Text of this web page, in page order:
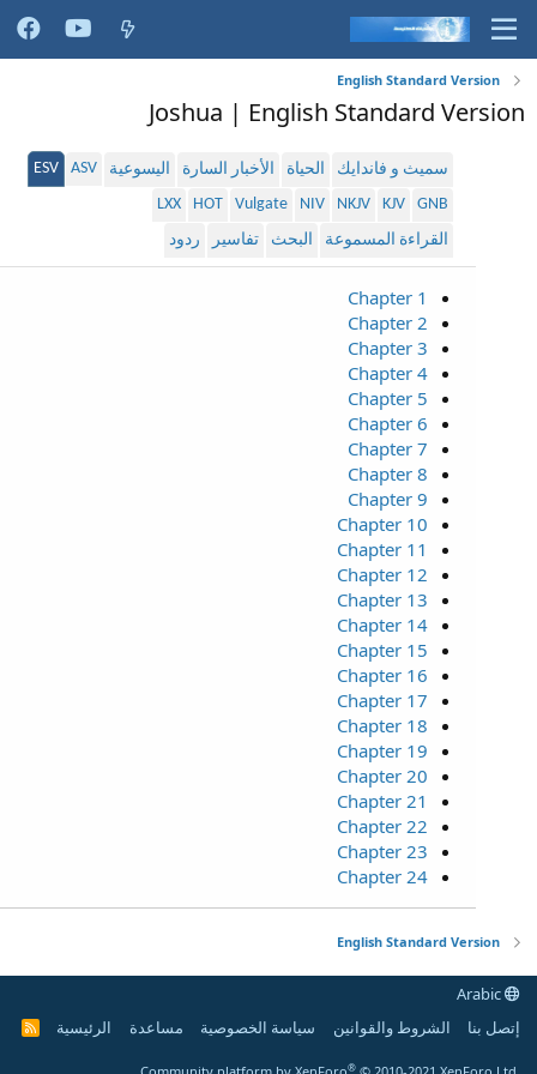
English Standard Version
Joshua | English Standard Version
سميث و فاندايك الحياة الأخبار السارة اليسوعية ASV
ESV
GNB
KJV
NKJV
NIV
Vulgate
HOT
LXX
القراءة المسموعة
البحث تفاسير ردود
Chapter 1
Chapter 2
Chapter 3
Chapter 4
Chapter 5
Chapter 6
Chapter 7
Chapter 8
Chapter 9
Chapter 10
Chapter 11
Chapter 12
Chapter 13
Chapter 14
Chapter 15
Chapter 16
Chapter 17
Chapter 18
Chapter 19
Chapter 20
Chapter 21
Chapter 22
Chapter 23
Chapter 24
English Standard Version
إتصل بنا
الشروط والقوانين سياسة الخصوصية مساعدة الرئيسية
R
®